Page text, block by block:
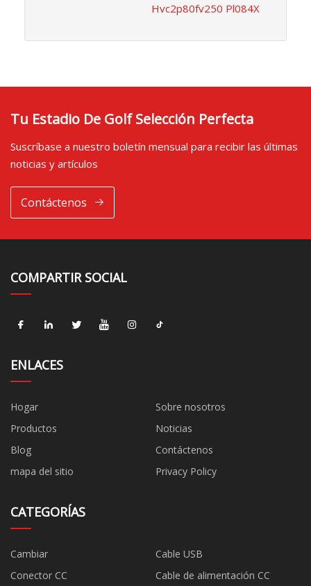
Hvc2p80fv250 Pl084X
Tu Estadio De Golf Selección Perfecta
Suscríbase a nuestro boletín mensual para recibir las últimas
noticias y artículos
Contáctenos
COMPARTIR SOCIAL
ENLACES
Hogar
Sobre nosotros
Productos
Noticias
Blog
Contáctenos
mapa del sitio
Privacy Policy
CATEGORÍAS
Cambiar
Cable USB
Conector CC
Cable de alimentación CC